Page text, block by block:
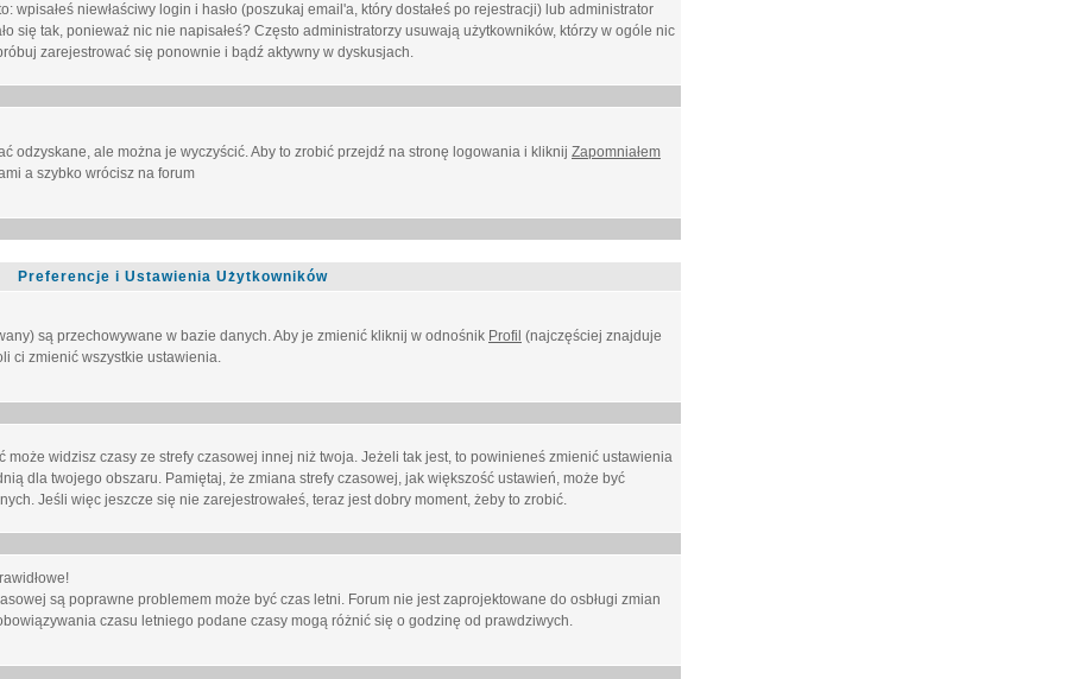
niewłaściwy login i hasło (poszukaj email'a, który dostałeś po rejestracji) lub administrator
się tak, ponieważ nic nie napisałeś? Często administratorzy usuwają użytkowników, którzy w ogóle nic
zarejestrować się ponownie i bądź aktywny w dyskusjach.
odzyskane, ale można je wyczyścić. Aby to zrobić przejdź na stronę logowania i kliknij Zapomniałem
a szybko wrócisz na forum
Preferencje i Ustawienia Użytkowników
są przechowywane w bazie danych. Aby je zmienić kliknij w odnośnik Profil (najczęściej znajduje
ci zmienić wszystkie ustawienia.
może widzisz czasy ze strefy czasowej innej niż twoja. Jeżeli tak jest, to powinieneś zmienić ustawienia
dla twojego obszaru. Pamiętaj, że zmiana strefy czasowej, jak większość ustawień, może być
Jeśli więc jeszcze się nie zarejestrowałeś, teraz jest dobry moment, żeby to zrobić.
są poprawne problemem może być czas letni. Forum nie jest zaprojektowane do osbługi zmian
czasu letniego podane czasy mogą różnić się o godzinę od prawdziwych.